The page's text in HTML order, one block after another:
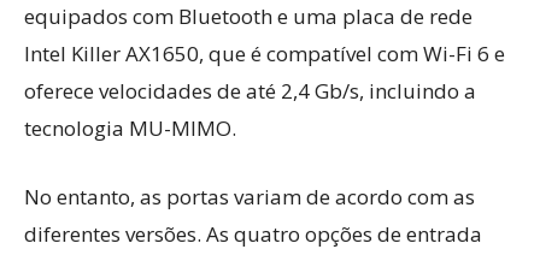
equipados com Bluetooth e uma placa de rede
Intel Killer AX1650, que é compatível com Wi-Fi 6 e
oferece velocidades de até 2,4 Gb/s, incluindo a
tecnologia MU-MIMO.
No entanto, as portas variam de acordo com as
diferentes versões. As quatro opções de entrada